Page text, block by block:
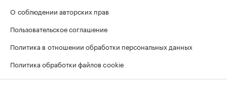
О соблюдении авторских прав
Пользовательское соглашение
Политика в отношении обработки персональных данных
Политика обработки файлов cookie